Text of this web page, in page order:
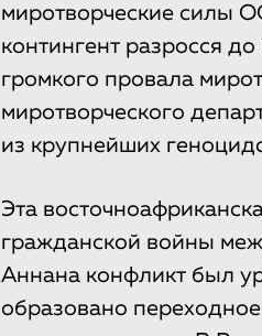
миротворческие силы
контингент разросся
громкого провала
миротворческого
из крупнейших
Эта
гражданской войны
Аннана конфликт был
образовано